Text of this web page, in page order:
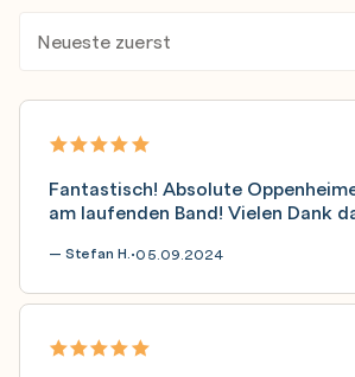
Fantastisch! Absolute
am laufenden Band! Vielen Dank
— Stefan H.•05.09.2024